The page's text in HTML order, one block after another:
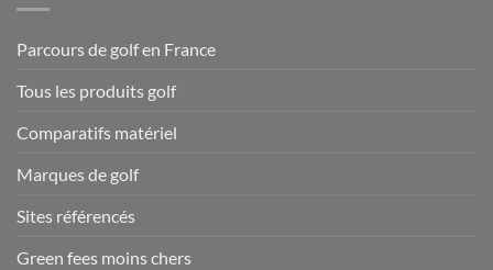
Parcours de golf en France
Tous les produits golf
Comparatifs matériel
Marques de golf
Sites référencés
Green fees moins chers